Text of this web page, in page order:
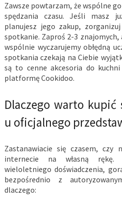
Zawsze powtarzam, że wspólne
spędzania czasu. Jeśli masz
planujesz jego zakup,
spotkanie. Zaproś 2-3
wspólnie wyczarujemy obłędną
spotkania czekają na Ciebie
są to cenne akcesoria do
platformę Cookidoo.
Dlaczego warto
u oficjalnego
Zastanawiacie się czasem, czy
internecie na własną rękę.
wieloletniego doświadczenia,
bezpośrednio z
dlaczego: